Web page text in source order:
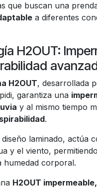
que buscan una
a diferentes
H2OUT:
H2OUT, desarrollada
garantiza una
y al mismo tiempo
.
diseño laminado, actúa
y el viento,
humedad corporal.
H2OUT